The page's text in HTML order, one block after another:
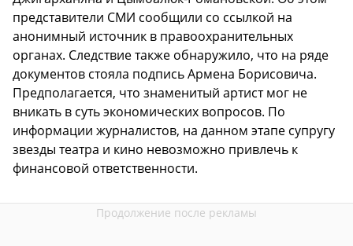
представители СМИ сообщили со ссылкой на
анонимный источник в правоохранительных
органах. Следствие также обнаружило, что на ряде
документов стояла подпись Армена Борисовича.
Предполагается, что знаменитый артист мог не
вникать в суть экономических вопросов. По
информации журналистов, на данном этапе супругу
звезды театра и кино невозможно привлечь к
финансовой ответственности.